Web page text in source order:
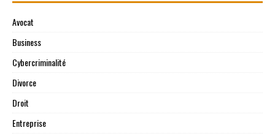
Avocat
Business
Cybercriminalité
Divorce
Droit
Entreprise